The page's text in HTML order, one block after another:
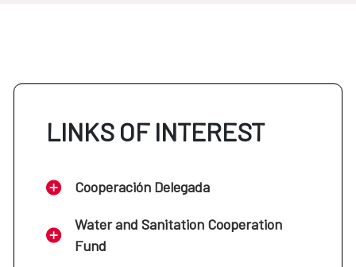
LINKS OF INTEREST
Cooperación Delegada
Water and Sanitation Cooperation
Fund